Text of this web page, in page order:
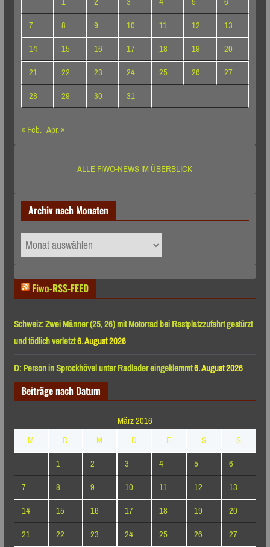
7
8 9 10 11 12
13
14
15 16 17 18 19
20
21
22 23 24 25 26
27
28
29 30
31
« Feb. Apr. »
ALLE FIWO-NEWS IM ÜBERBLICK
Archiv nach Monaten
Archiv
nach
Fiwo-RSS-FEED
Schweiz: Zwei Männer (25, 26) mit Motorrad bei Rastplatzzufahrt gestürzt
und tödlich verletzt6. August 2026
D: Person in Sprockhövel unter Radlader eingeklemmt6. August 2026
Beiträge nach Datum
März 2016
M
D M D F S
S
1
2 3 4 5
6
7
8 9 10 11 12
13
14
15 16 17 18 19
20
21
22 23 24 25 26 27